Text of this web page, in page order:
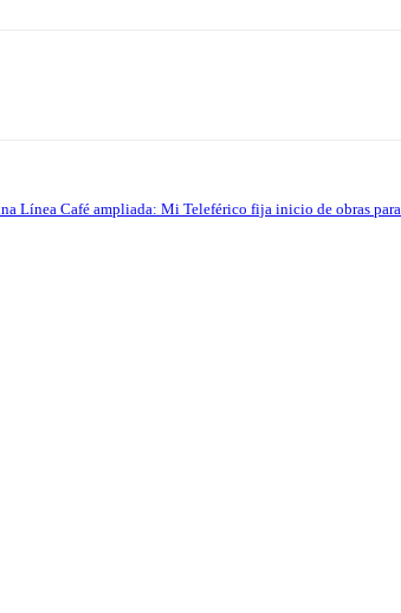
Línea Café ampliada: Mi Teleférico fija inicio de obras para